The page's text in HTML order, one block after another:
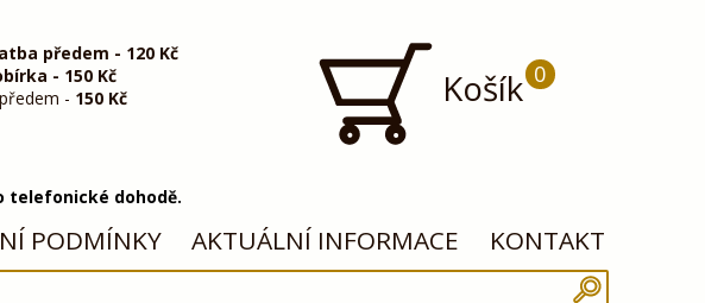
předem - 120 Kč
- 150 Kč
- 150 Kč Košík 0
telefonické dohodě.
PODMÍNKY AKTUÁLNÍ INFORMACE KONTAKT